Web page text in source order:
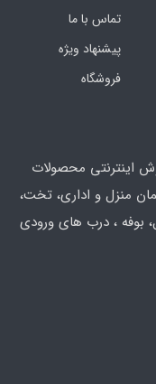
تماس با ما
پیشنهاد ویژه
فروشگاه
اینترنتی محصولات
منزل و اداری، تخت،
بوفه ، درب های ورودی